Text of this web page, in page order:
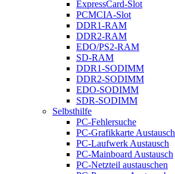
ExpressCard-Slot
PCMCIA-Slot
DDR1-RAM
DDR2-RAM
EDO/PS2-RAM
SD-RAM
DDR1-SODIMM
DDR2-SODIMM
EDO-SODIMM
SDR-SODIMM
Selbsthilfe
PC-Fehlersuche
PC-Grafikkarte Austausch
PC-Laufwerk Austausch
PC-Mainboard Austausch
PC-Netzteil austauschen